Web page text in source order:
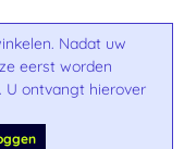
Nadat uw
eerst worden
U ontvangt hierover